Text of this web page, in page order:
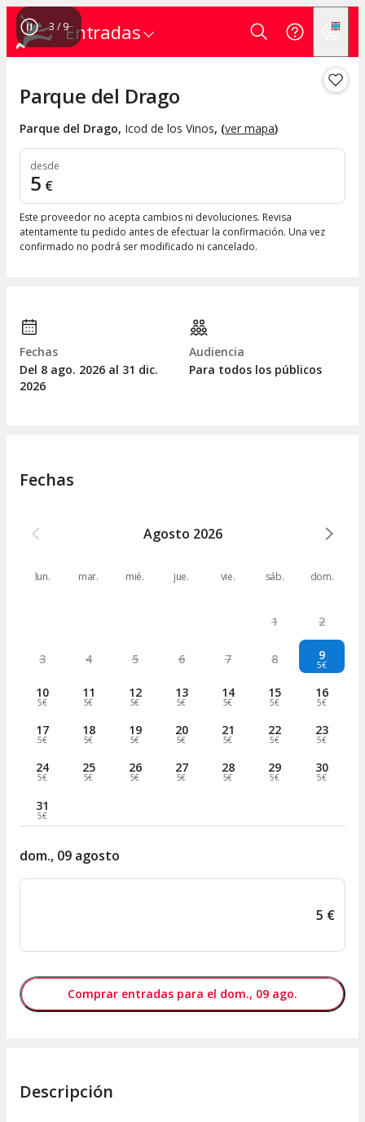
Entradas
3 / 9
Parque del Drago
Parque del Drago, Icod de los Vinos, (ver mapa)
desde
5 €
Este proveedor no acepta cambios ni devoluciones. Revisa
atentamente tu pedido antes de efectuar la confirmación. Una vez
confirmado no podrá ser modificado ni cancelado.
Fechas
Del 8 ago. 2026 al 31 dic.
2026
Audiencia
Para todos los públicos
Fechas
Agosto 2026
lun. mar. mié. jue. vie. sáb. dom.
1 2
3 4 5 6 7 8 9
5€
10
5€
11
5€
12
5€
13
5€
14
5€
15
5€
16
5€
17
5€
18
5€
19
5€
20
5€
21
5€
22
5€
23
5€
24
5€
25
5€
26
5€
27
5€
28
5€
29
5€
30
5€
31
5€
dom., 09 agosto
5 €
Comprar entradas para el dom., 09 ago.
Descripción